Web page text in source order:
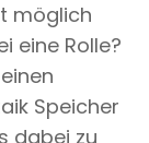
möglich
eine Rolle?
Speicher
dabei zu